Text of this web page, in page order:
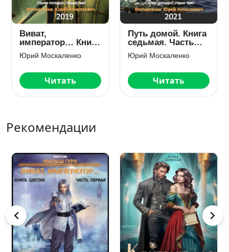
Неуловимый.
Книга пятая. Часть
первая
Юрий Москаленко
Читать
Там, где нас не
ждут… Книга
первая
Юрий Москаленко
Читать
Рекомендации